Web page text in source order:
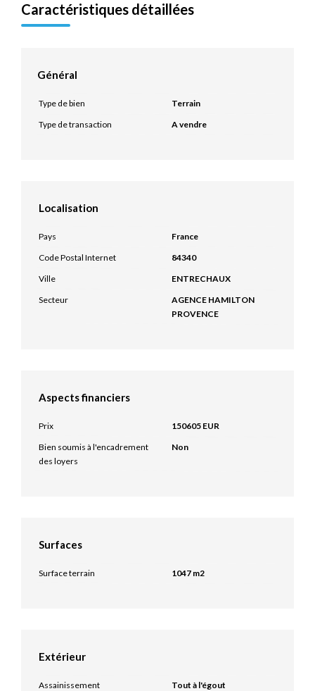
Caractéristiques détaillées
Général
Type de bien
Terrain
Type de transaction
A vendre
Localisation
Pays
France
Code Postal Internet
84340
Ville
ENTRECHAUX
Secteur
AGENCE HAMILTON
PROVENCE
Aspects financiers
Prix
150605 EUR
Bien soumis à l'encadrement
des loyers
Non
Surfaces
Surface terrain 1047 m2
Extérieur
Assainissement Tout à l'égout